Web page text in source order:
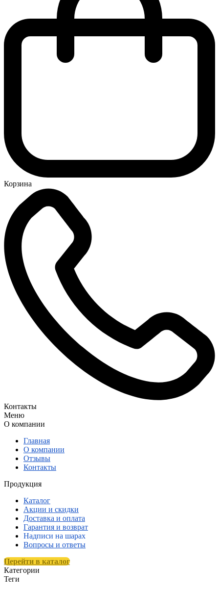
Корзина
Контакты
Меню
О компании
Главная
О компании
Отзывы
Контакты
Продукция
Каталог
Акции и скидки
Доставка и оплата
Гарантия и возврат
Надписи на шарах
Вопросы и ответы
Перейти в каталог
Категории
Теги